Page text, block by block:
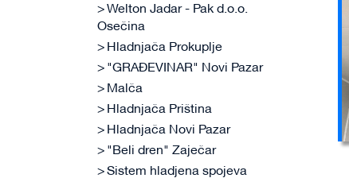
Welton Jadar - Pak d.o.o.
Osečina
Hladnjača Prokuplje
"GRAĐEVINAR" Novi Pazar
Malča
Hladnjača Priština
Hladnjača Novi Pazar
"Beli dren" Zaječar
Sistem hladjena spojeva